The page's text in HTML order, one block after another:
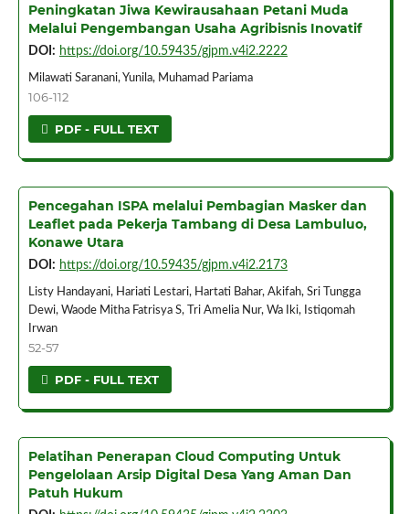
Peningkatan Jiwa Kewirausahaan Petani Muda
Melalui Pengembangan Usaha Agribisnis Inovatif
DOI: https://doi.org/10.59435/gjpm.v4i2.2222
Milawati Saranani, Yunila, Muhamad Pariama
106-112
PDF - FULL TEXT
Pencegahan ISPA melalui Pembagian Masker dan
Leaflet pada Pekerja Tambang di Desa Lambuluo,
Konawe Utara
DOI: https://doi.org/10.59435/gjpm.v4i2.2173
Listy Handayani, Hariati Lestari, Hartati Bahar, Akifah, Sri Tungga
Dewi, Waode Mitha Fatrisya S, Tri Amelia Nur, Wa Iki, Istiqomah
Irwan
52-57
PDF - FULL TEXT
Pelatihan Penerapan Cloud Computing Untuk
Pengelolaan Arsip Digital Desa Yang Aman Dan
Patuh Hukum